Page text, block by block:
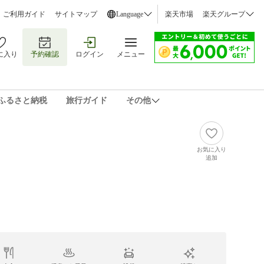
ご利用ガイド サイトマップ Language 楽天市場 楽天グループ
入り 予約確認 ログイン メニュー
るさと納税 旅行ガイド その他
お気に入り
追加